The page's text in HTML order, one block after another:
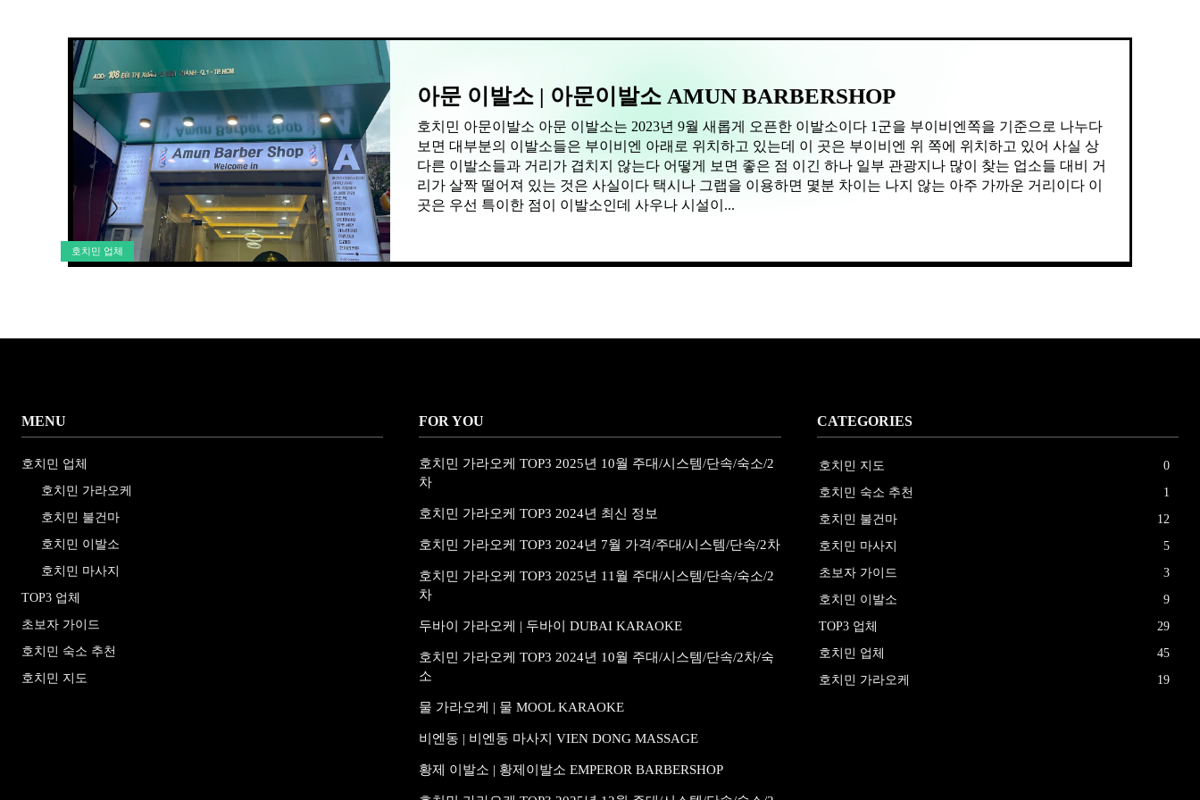
호치민 업체
아문 이발소 | 아문이발소 AMUN BARBERSHOP
호치민 아문이발소 아문 이발소는 2023년 9월 새롭게 오픈한 이발소이다 1군을 부이비엔쪽을 기준으로 나누다
보면 대부분의 이발소들은 부이비엔 아래로 위치하고 있는데 이 곳은 부이비엔 위 쪽에 위치하고 있어 사실 상
다른 이발소들과 거리가 겹치지 않는다 어떻게 보면 좋은 점 이긴 하나 일부 관광지나 많이 찾는 업소들 대비 거
리가 살짝 떨어져 있는 것은 사실이다 택시나 그랩을 이용하면 몇분 차이는 나지 않는 아주 가까운 거리이다 이
곳은 우선 특이한 점이 이발소인데 사우나 시설이...
MENU
호치민 업체
호치민 가라오케
호치민 불건마
호치민 이발소
호치민 마사지
TOP3 업체
초보자 가이드
호치민 숙소 추천
호치민 지도
FOR YOU
호치민 가라오케 TOP3 2025년 10월 주대/시스템/단속/숙소/2
차
호치민 가라오케 TOP3 2024년 최신 정보
호치민 가라오케 TOP3 2024년 7월 가격/주대/시스템/단속/2차
호치민 가라오케 TOP3 2025년 11월 주대/시스템/단속/숙소/2
차
두바이 가라오케 | 두바이 DUBAI KARAOKE
호치민 가라오케 TOP3 2024년 10월 주대/시스템/단속/2차/숙
소
물 가라오케 | 물 MOOL KARAOKE
비엔동 | 비엔동 마사지 VIEN DONG MASSAGE
황제 이발소 | 황제이발소 EMPEROR BARBERSHOP
CATEGORIES
호치민 지도
0
호치민 숙소 추천
1
호치민 불건마
12
호치민 마사지
5
초보자 가이드
3
호치민 이발소
9
TOP3 업체
29
호치민 업체
45
호치민 가라오케
19